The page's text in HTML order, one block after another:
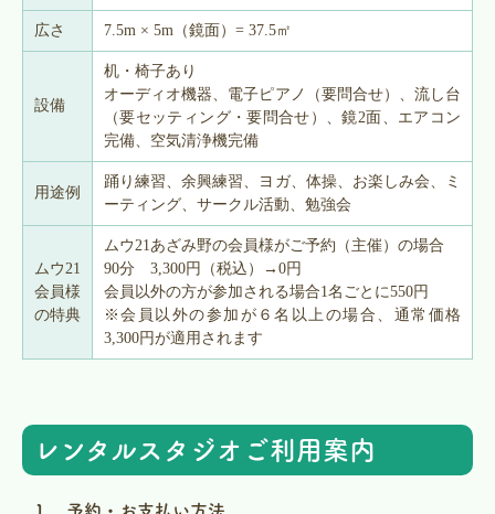
広さ 7.5m × 5m（鏡面）= 37.5㎡
設備
机・椅子あり
オーディオ機器、電子ピアノ（要問合せ）、流し台
（要セッティング・要問合せ）、鏡2面、エアコン
完備、空気清浄機完備
用途例
踊り練習、余興練習、ヨガ、体操、お楽しみ会、ミ
ーティング、サークル活動、勉強会
ムウ21
会員様
の特典
ムウ21あざみ野の会員様がご予約（主催）の場合
90分 3,300円（税込）→0円
会員以外の方が参加される場合1名ごとに550円
※会員以外の参加が６名以上の場合、通常価格
3,300円が適用されます
レンタルスタジオご利用案内